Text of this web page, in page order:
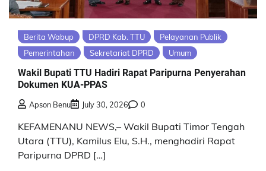
Berita Wabup DPRD Kab. TTU
Pelayanan Publik
Pemerintahan
Sekretariat DPRD Umum
Wakil Bupati TTU Hadiri Rapat Paripurna Penyerahan
Dokumen KUA-PPAS
Apson Benu July 30, 2026 0
KEFAMENANU NEWS,– Wakil Bupati Timor Tengah
Utara (TTU), Kamilus Elu, S.H., menghadiri Rapat
Paripurna DPRD […]